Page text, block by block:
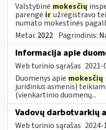
Valstybinė mokesčių
parengė iružregistravo
numato mokestinės
Metai: 2022 Pagrindinis:
Informacija apie
Web turinio sąrašas 2021-
Duomenys apie mokesčių
juridinius asmenis) teikiami
(vienkartinio duomenų...
Vadovų darbotvarkių
Web turinio sąrašas 2024-